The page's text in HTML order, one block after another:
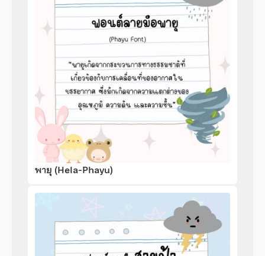
พายุ (Hela-Phayu)